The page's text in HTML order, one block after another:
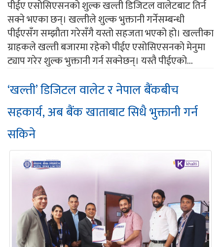
पीईए एसोसिएसनको शुल्क खल्ती डिजिटल वालेटबाट तिर्न
सक्ने भएका छन्। खल्तीले शुल्क भुक्तानी गर्नेसम्बन्धी
पीईएसँग सम्झौता गरेसँगै यस्तो सहजता भएको हो। खल्तीका
ग्राहकले खल्ती बजारमा रहेको पीईए एसोसिएसनको मेनुमा
ट्याप गरेर शुल्क भुक्तानी गर्न सक्नेछन्। यस्तै पीईएको...
‘खल्ती’ डिजिटल वालेट र नेपाल बैंकबीच
सहकार्य, अब बैंक खाताबाट सिधै भुक्तानी गर्न
सकिने